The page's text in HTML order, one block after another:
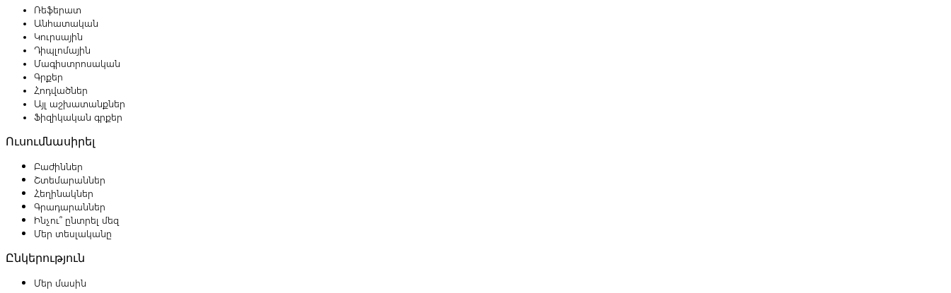
Ռեֆերատ
Անհատական
Կուրսային
Դիպլոմային
Մագիստրոսական
Գրքեր
Հոդվածներ
Այլ աշխատանքներ
Ֆիզիկական գրքեր
Ուսումնասիրել
Բաժիններ
Շտեմարաններ
Հեղինակներ
Գրադարաններ
Ինչու՞ ընտրել մեզ
Մեր տեսլականը
Ընկերություն
Մեր մասին